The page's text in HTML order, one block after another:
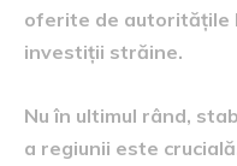
oferite de autoritățile
investiții străine.
Nu în ultimul rând,
a regiunii este